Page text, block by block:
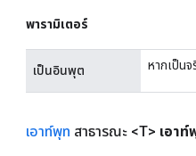
พารามิเตอร์
เป็นอินพุต หากเป็น
เอาท์พุท สาธารณะ <T> เอาท์